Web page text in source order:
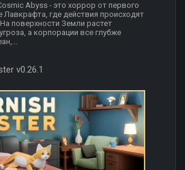
Abyss - это хоррор от первого
Лавкрафта, где действия происходят
На поверхности Земли растет
а корпорации все глубже
v0.26.1